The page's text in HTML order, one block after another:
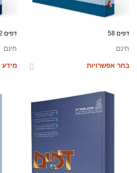
דפים 58
חינם
בחר אפשרויות
דפים 42 – חוברת על ספרות והוראתה
חינם
מידע